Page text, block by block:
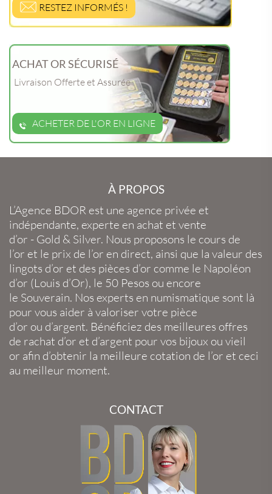
RESTEZ INFORMÉS !
ACHAT OR SÉCURISÉ
Livraison Offerte et Assurée
ACHETER DE L'OR EN LIGNE
À PROPOS
L’Agence BDOR est une agence privée et
indépendante, experte en achat et vente
d’or - Gold & Silver. Nous proposons le cours de
l’or et le prix de l’or en direct, ainsi que la valeur des
lingots d’or et des pièces d’or comme le Napoléon
d’or (Louis d’Or), le 50 Pesos ou encore
le Souverain. Nos experts en numismatique sont là
pour vous aider à valoriser votre pièce
d’or ou d’argent. Bénéficiez des meilleures offres
de rachat d’or et d’argent pour vos bijoux ou vieil
or afin d’obtenir la meilleure cotation de l’or et ceci
au meilleur moment.
CONTACT